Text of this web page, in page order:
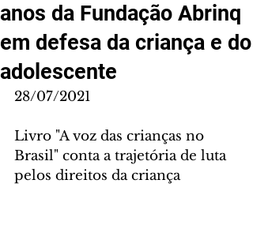
anos da Fundação Abrinq
em defesa da criança e do
adolescente
28/07/2021
Livro "A voz das crianças no
Brasil" conta a trajetória de luta
pelos direitos da criança